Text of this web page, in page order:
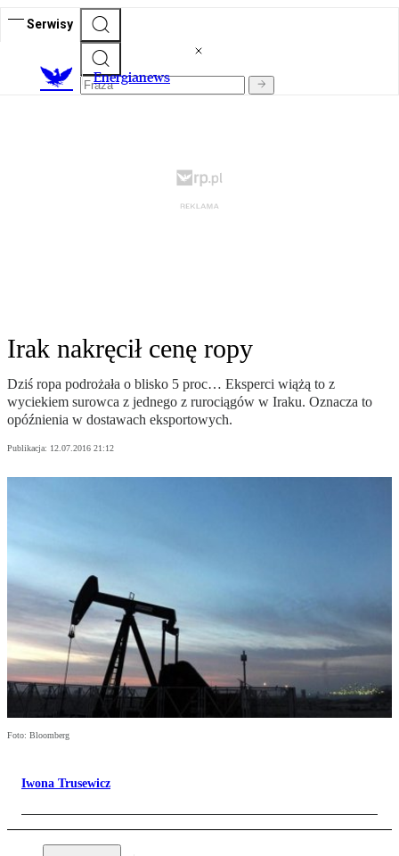
Serwisy
Energianews
Irak nakręcił cenę ropy
Dziś ropa podrożała o blisko 5 proc… Eksperci wiążą to z
wyciekiem surowca z jednego z rurociągów w Iraku. Oznacza to
opóźnienia w dostawach eksportowych.
Publikacja: 12.07.2016 21:12
Foto: Bloomberg
Iwona Trusewicz